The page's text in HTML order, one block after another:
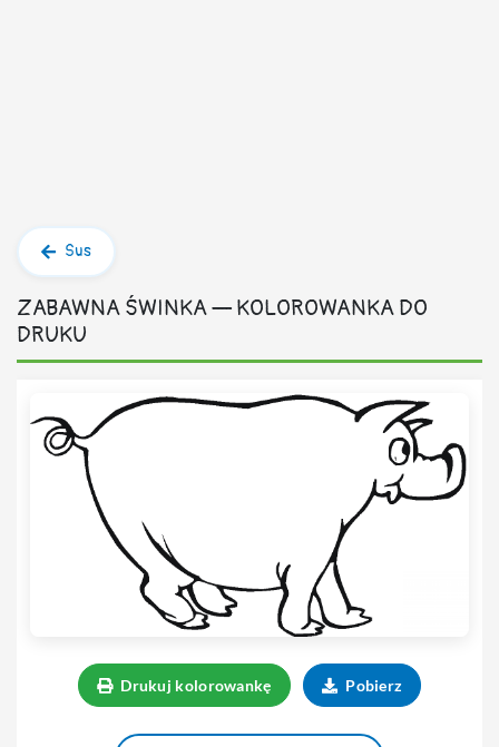
Sus
ZABAWNA ŚWINKA — KOLOROWANKA DO
DRUKU
Drukuj kolorowankę Pobierz